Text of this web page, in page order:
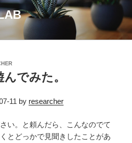
でみた。
11 by researcher
い。と頼んだら、こんなのでて
とどっかで見聞きしたことがあ